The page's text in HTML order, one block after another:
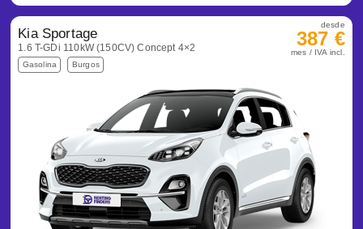
Kia Sportage
1.6 T-GDi 110kW (150CV) Concept 4×2
Gasolina Burgos
desde
387 €
mes / IVA incl.